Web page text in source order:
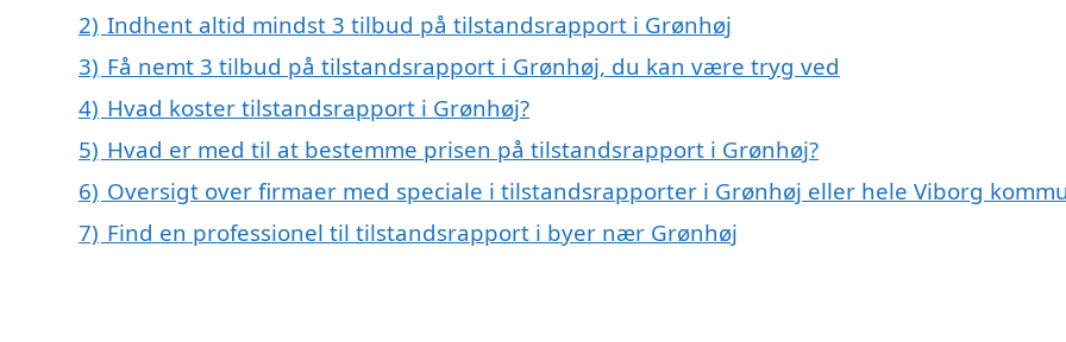
2) Indhent altid mindst 3 tilbud på tilstandsrapport i Grønhøj
3) Få nemt 3 tilbud på tilstandsrapport i Grønhøj, du kan være tryg ved
4) Hvad koster tilstandsrapport i Grønhøj?
5) Hvad er med til at bestemme prisen på tilstandsrapport i Grønhøj?
6) Oversigt over firmaer med speciale i tilstandsrapporter i Grønhøj eller hele Viborg
7) Find en professionel til tilstandsrapport i byer nær Grønhøj